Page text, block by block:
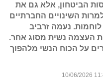
הביטחון, אלא גם את
השינויים החברתיים
נעמה זרביב
העצמה נשית מסוג אחר.
על הכוח הנשי מלהפוך